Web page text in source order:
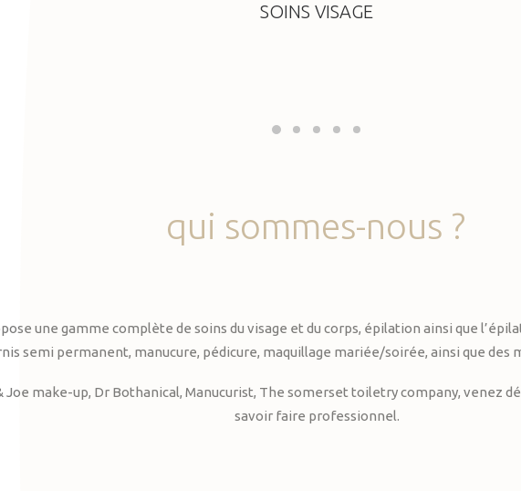
SOINS VISAGE
qui sommes-nous ?
une gamme complète de soins du visage et du corps, épilation ainsi que
semi permanent, manucure, pédicure, maquillage mariée/soirée, ainsi que des
Joe make-up, Dr Bothanical, Manucurist, The somerset toiletry company, venez
savoir faire professionnel.